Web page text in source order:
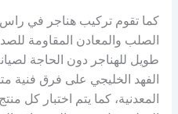
كما تقوم تركيب هناجر في راس
الصلب والمعادن المقاومة
طويل للهناجر دون الحاجة
الفهد الخليجي على فرق فنية
المعدنية، كما يتم اختبار كل